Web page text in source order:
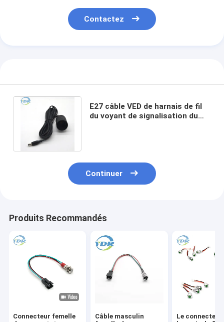
Contactez
E27 câble VED de harnais de fil
du voyant de signalisation du
Continuer
Produits Recommandés
Connecteur femelle
Câble masculin
Le connecteur